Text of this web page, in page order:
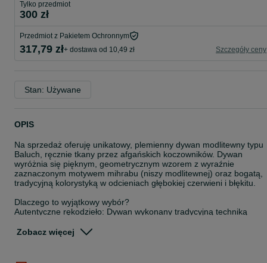
Tylko przedmiot
300 zł
Przedmiot z Pakietem Ochronnym
317,79 zł+ dostawa od 10,49 zł Szczegóły ceny
Stan: Używane
OPIS
Na sprzedaż oferuję unikatowy, plemienny dywan modlitewny typu
Baluch, ręcznie tkany przez afgańskich koczowników. Dywan
wyróżnia się pięknym, geometrycznym wzorem z wyraźnie
zaznaczonym motywem mihrabu (niszy modlitewnej) oraz bogatą,
tradycyjną kolorystyką w odcieniach głębokiej czerwieni i błękitu.
Dlaczego to wyjątkowy wybór?
Autentyczne rękodzieło: Dywan wykonany tradycyjną techniką
wzoru.
Zobacz więcej